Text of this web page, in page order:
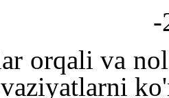
-
orqali va